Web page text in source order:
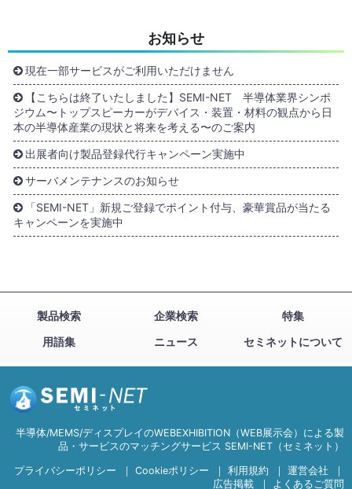
お知らせ
現在一部サービスがご利用いただけません
【こちらは終了いたしました】SEMI-NET 半導体業界シンポ
ジウム〜トップスピーカーがデバイス・装置・材料の観点から日
本の半導体産業の現状と将来を考える〜のご案内
出展者向け製品登録代行キャンペーン実施中
サーバメンテナンスのお知らせ
「SEMI-NET」新規ご登録でポイント付与、豪華賞品が当たる
キャンペーンを実施中
製品検索 企業検索
特集
用語集
ニュース セミネットについて
半導体/MEMS/ディスプレイのWEBEXHIBITION（WEB展示会）による製
品・サービスのマッチングサービス SEMI-NET（セミネット）
プライバシーポリシー ｜ Cookieポリシー ｜ 利用規約 ｜ 運営会社
｜
広告掲載
｜ よくあるご質問